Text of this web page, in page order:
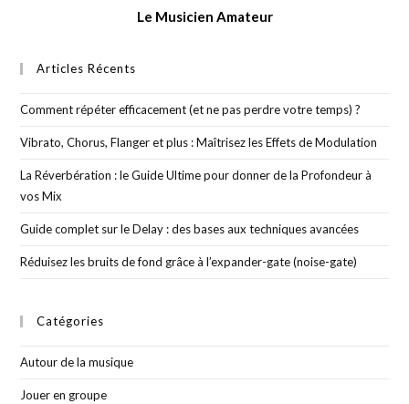
Le Musicien Amateur
Articles Récents
Comment répéter efficacement (et ne pas perdre votre temps) ?
Vibrato, Chorus, Flanger et plus : Maîtrisez les Effets de Modulation
La Réverbération : le Guide Ultime pour donner de la Profondeur à
vos Mix
Guide complet sur le Delay : des bases aux techniques avancées
Réduisez les bruits de fond grâce à l’expander-gate (noise-gate)
Catégories
Autour de la musique
Jouer en groupe